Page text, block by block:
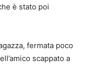
è stato poi
fermata poco
scappato a